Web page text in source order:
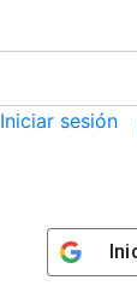
Iniciar sesión